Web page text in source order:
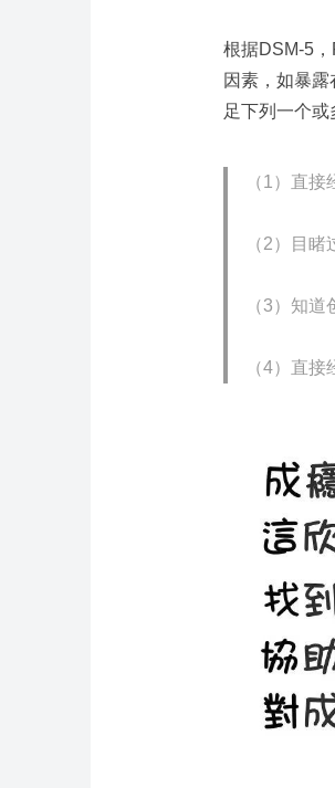
根据DSM-5 ，
因素，如暴
足下列一个或
（1 ）直接
（2）目睹
（3）知道
（4）直接